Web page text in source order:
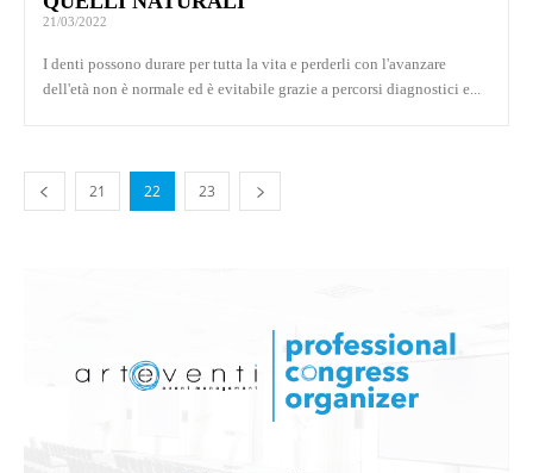
21/03/2022
I denti possono durare per tutta la vita e perderli con l'avanzare
dell'età non è normale ed è evitabile grazie a percorsi diagnostici e...
21 22 23